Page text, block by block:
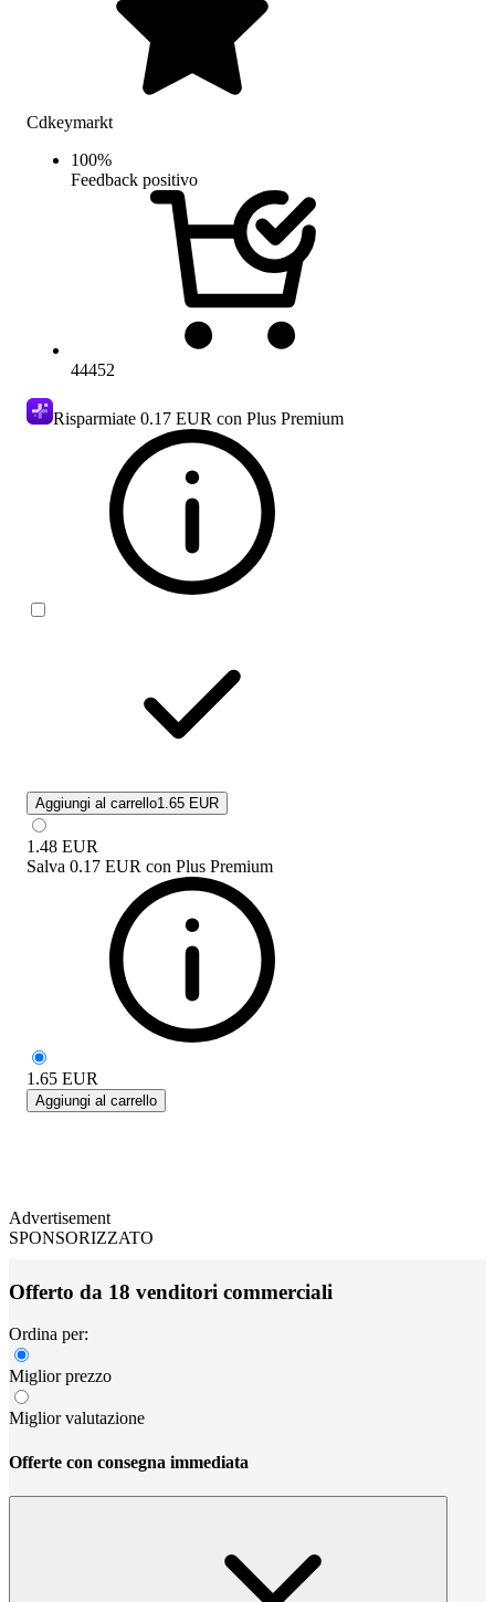
Cdkeymarkt
100%
Feedback positivo
44452
Risparmiate 0.17 EUR con Plus Premium
Aggiungi al carrello1.65 EUR
1.48 EUR
Salva 0.17 EUR con Plus Premium
1.65 EUR
Aggiungi al carrello
Advertisement
SPONSORIZZATO
Offerto da 18 venditori commerciali
Ordina per:
Miglior prezzo
Miglior valutazione
Offerte con consegna immediata